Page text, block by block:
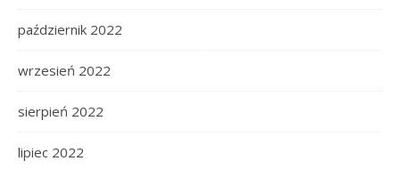
październik 2022
wrzesień 2022
sierpień 2022
lipiec 2022